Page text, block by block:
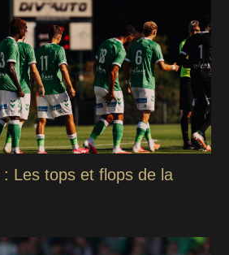
Les tops et flops de la